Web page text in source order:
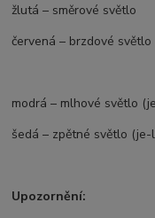
žlutá – směrové světlo
červená – brzdové světlo
modrá – mlhové světlo
šedá – zpětné světlo (je-
Upozornění: